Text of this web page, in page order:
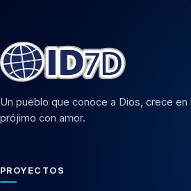
Un pueblo que conoce a Dios, crece en
prójimo con amor.
PROYECTOS